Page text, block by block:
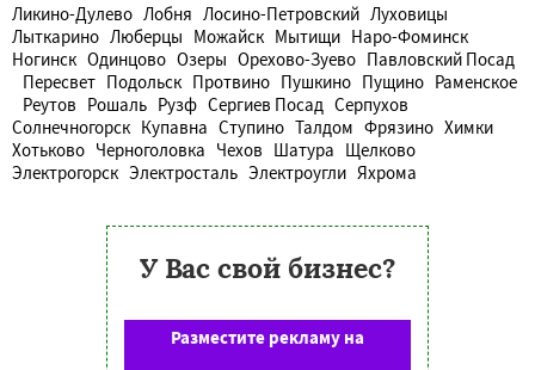
Ликино-Дулево Лобня Лосино-Петровский Луховицы
Лыткарино Люберцы Можайск Мытищи Наро-Фоминск
Ногинск Одинцово Озеры Орехово-Зуево Павловский Посад
Пересвет Подольск Протвино Пушкино Пущино Раменское
Реутов Рошаль Рузф Сергиев Посад Серпухов
Солнечногорск Купавна Ступино Талдом Фрязино Химки
Хотьково Черноголовка Чехов Шатура Щелково
Электрогорск Электросталь Электроугли Яхрома
У Вас свой бизнес?
Разместите рекламу на